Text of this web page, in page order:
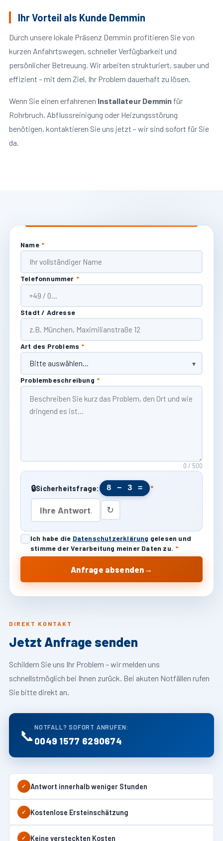
Ihr Vorteil als Kunde Demmin
Durch unsere lokale Präsenz Demmin profitieren Sie von
kurzen Anfahrtswegen, schneller Verfügbarkeit und
persönlicher Betreuung. Wir arbeiten strukturiert, sauber und
effizient – mit dem Ziel, Ihr Problem dauerhaft zu lösen.
Wenn Sie einen erfahrenen Installateur Demminfür
Rohrbruch, Abflussreinigung oder Heizungsstörung
benötigen, kontaktieren Sie uns jetzt – wir sind sofort für Sie
da.
DIREKT KONTAKT
Jetzt Anfrage senden
Schildern Sie uns Ihr Problem – wir melden uns
schnellstmöglich bei Ihnen zurück. Bei akuten Notfällen rufen
Sie bitte direkt an.
📞 NOTFALL? SOFORT ANRUFEN:
0049 1577 6290674
✓ Antwort innerhalb weniger Stunden
✓ Kostenlose Ersteinschätzung
✓ Keine versteckten Kosten
Name *
Telefonnummer *
Stadt / Adresse
Art des Problems *
Problembeschreibung *
0 / 500
🔒Sicherheitsfrage: 8 − 3 = *
↻
Ich habe die Datenschutzerklärung gelesen und
stimme der Verarbeitung meiner Daten zu. *
Anfrage absenden →